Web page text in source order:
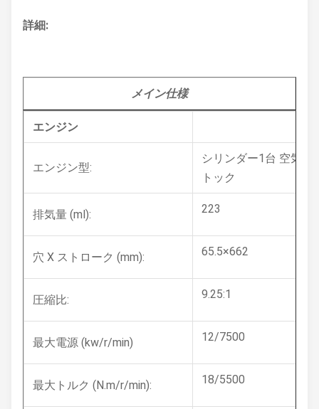
詳細:
メイン仕様
エンジン
エンジン型:
シリンダー1台 空気冷
トック
排気量 (ml): 223
穴 X ストローク (mm): 65.5×662
圧縮比: 9.25:1
最大電源 (kw/r/min) 12/7500
最大トルク (N.m/r/min): 18/5500